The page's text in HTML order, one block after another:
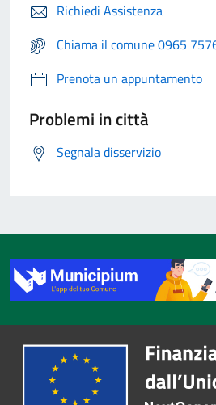
Richiedi Assistenza
Chiama il comune 0965
Prenota un appuntamento
Problemi in città
Segnala disservizio